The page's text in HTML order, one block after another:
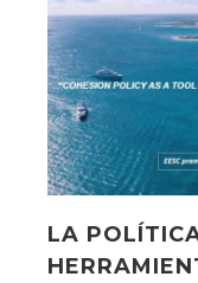
LA